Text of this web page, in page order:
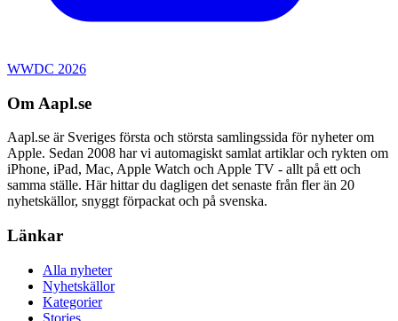
WWDC 2026
Om Aapl.se
Aapl.se är Sveriges första och största samlingssida för nyheter om
Apple. Sedan 2008 har vi automagiskt samlat artiklar och rykten om
iPhone, iPad, Mac, Apple Watch och Apple TV - allt på ett och
samma ställe. Här hittar du dagligen det senaste från fler än 20
nyhetskällor, snyggt förpackat och på svenska.
Länkar
Alla nyheter
Nyhetskällor
Kategorier
Stories